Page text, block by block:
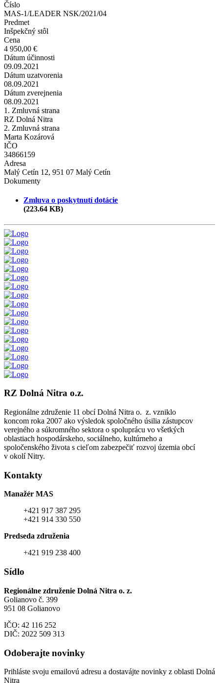
Číslo
MAS-1/LEADER NSK/2021/04
Predmet
Inšpekčný stôl
Cena
4 950,00 €
Dátum účinnosti
09.09.2021
Dátum uzatvorenia
08.09.2021
Dátum zverejnenia
08.09.2021
1. Zmluvná strana
RZ Dolná Nitra
2. Zmluvná strana
Marta Kozárová
IČO
34866159
Adresa
Malý Cetín 12, 951 07 Malý Cetín
Dokumenty
Zmluva o poskytnutí dotácie
(223.64 KB)
RZ Dolná Nitra o.z.
Regionálne združenie 11 obcí Dolná Nitra o. z. vzniklo
koncom roka 2007 ako výsledok spoločného úsilia zástupcov
verejného a súkromného sektora o spoluprácu vo všetkých
oblastiach hospodárskeho, sociálneho, kultúrneho a
spoločenského života s cieľom zabezpečiť rozvoj územia obcí
v okolí Nitry.
Kontakty
Manažér MAS
+421 917 387 295
+421 914 330 550
Predseda združenia
+421 919 238 400
Sídlo
Regionálne združenie Dolná Nitra o. z.
Golianovo č. 399
951 08 Golianovo
IČO: 42 116 252
DIČ: 2022 509 313
Odoberajte novinky
Prihláste svoju emailovú adresu a dostavájte novinky z oblasti Dolná
Nitra